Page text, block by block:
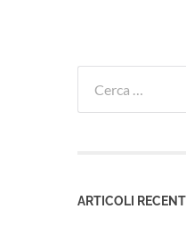
per:
ARTICOLI